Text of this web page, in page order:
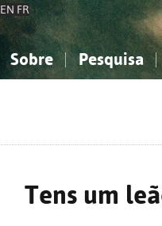
EN FR
Sobre Pesquisa
Tens um